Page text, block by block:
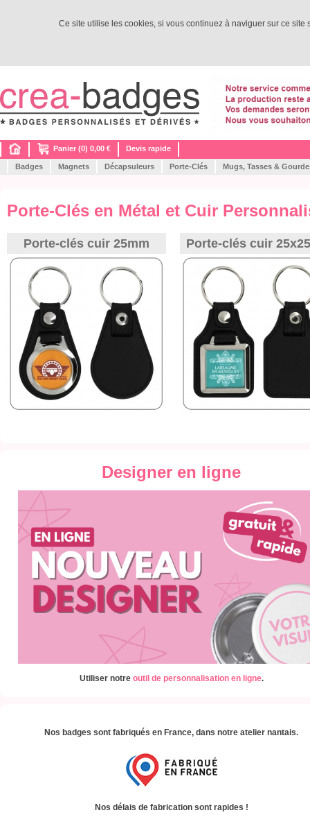
Ce site utilise les cookies, si vous continuez à naviguer sur ce
Panier (0) 0,00 € Devis rapide
Badges Magnets Décapsuleurs Porte-Clés Mugs, Tasses &
Porte-Clés en Métal et Cuir
Porte-clés cuir 25mm Porte-clés cuir
Designer en ligne
Utiliser notre outil de personnalisation en ligne.
Nos badges sont fabriqués en France, dans notre atelier nantais.
Nos délais de fabrication sont rapides !